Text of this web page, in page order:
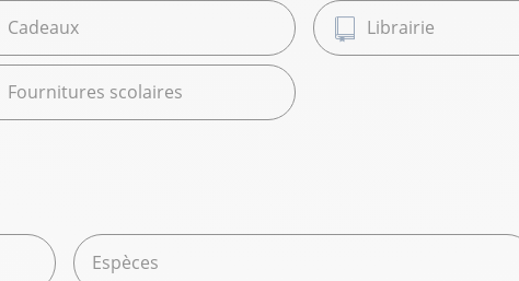
Cadeaux Librairie
Fournitures scolaires
Espèces